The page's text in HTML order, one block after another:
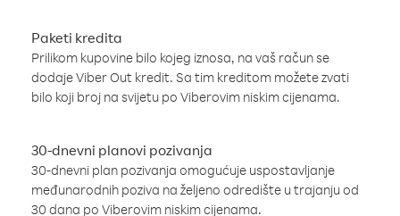
Paketi kredita
Prilikom kupovine bilo kojeg iznosa, na vaš račun se
dodaje Viber Out kredit. Sa tim kreditom možete zvati
bilo koji broj na svijetu po Viberovim niskim cijenama.
30-dnevni planovi pozivanja
30-dnevni plan pozivanja omogućuje uspostavljanje
međunarodnih poziva na željeno odredište u trajanju od
30 dana po Viberovim niskim cijenama.